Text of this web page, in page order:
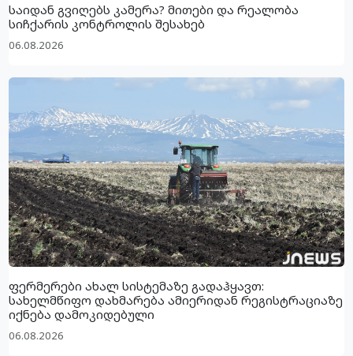
საიდან გვიღებს კამერა? მითები და რეალობა
სიჩქარის კონტროლის შესახებ
06.08.2026
ფერმერები ახალ სისტემაზე გადაჰყავთ:
სახელმწიფო დახმარება ამიერიდან რეგისტრაციაზე
იქნება დამოკიდებული
06.08.2026